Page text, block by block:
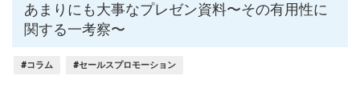
あまりにも大事なプレゼン資料〜その有用性に
関する一考察〜
#コラム #セールスプロモーション